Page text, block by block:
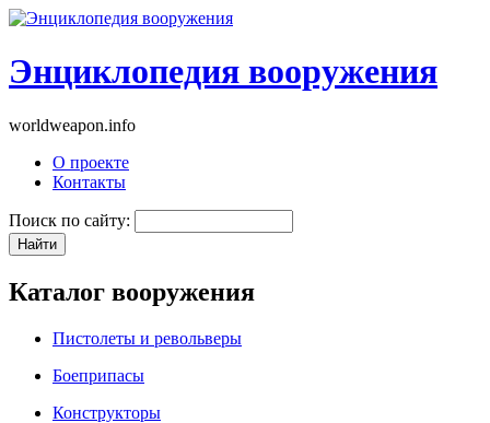
Энциклопедия вооружения
worldweapon.info
О проекте
Контакты
Поиск по сайту:
Каталог вооружения
Пистолеты и револьверы
Боеприпасы
Конструкторы